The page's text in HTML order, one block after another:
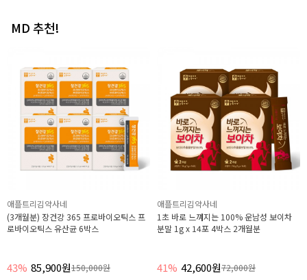
MD 추천!
애플트리김약사네
(3개월분) 장건강 365 프로바이오틱스 프
로바이오틱스 유산균 6박스
43% 85,900원150,000원
애플트리김약사네
1초 바로 느껴지는 100% 운남성 보이차
분말 1g x 14포 4박스 2개월분
41% 42,600원72,000원